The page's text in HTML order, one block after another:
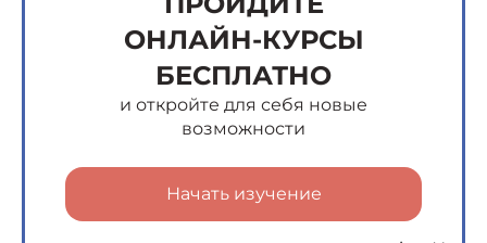
ОНЛАЙН-КУРСЫ
БЕСПЛАТНО
и откройте для себя новые
возможности
Начать изучение